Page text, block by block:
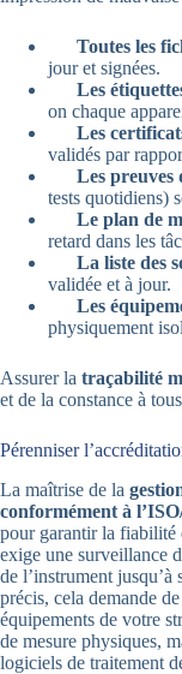
Toutes les
jour et signées.
Les
on chaque
Les
validés par
Les preuves
tests quotidiens)
Le plan de
retard dans les
La liste des
validée et à jour.
Les
physiquement
Assurer la traçabilité
et de la constance à
Pérenniser
La maîtrise de la
conformément à
pour garantir la fiabilité
exige une surveillance
de l’instrument
précis, cela demande
équipements de votre
de mesure physiques,
logiciels de traitement